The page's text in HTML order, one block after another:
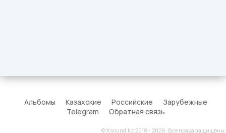
Альбомы Казахские Российские
Зарубежные
Telegram
Обратная связь
© Xsound.kz 2018 - 2026. Все права защищены.